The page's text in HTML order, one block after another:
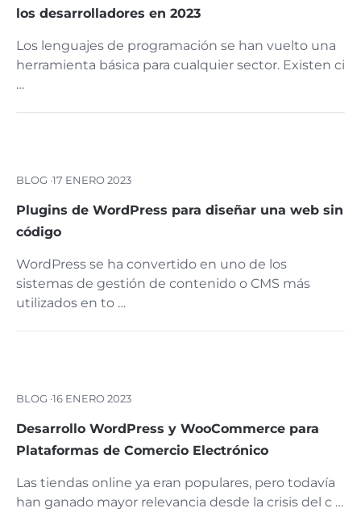
los desarrolladores en 2023
Los lenguajes de programación se han vuelto una
herramienta básica para cualquier sector. Existen ci
…
BLOG ·17 ENERO 2023
Plugins de WordPress para diseñar una web sin
código
WordPress se ha convertido en uno de los
sistemas de gestión de contenido o CMS más
utilizados en to …
BLOG ·16 ENERO 2023
Desarrollo WordPress y WooCommerce para
Plataformas de Comercio Electrónico
Las tiendas online ya eran populares, pero todavía
han ganado mayor relevancia desde la crisis del c …